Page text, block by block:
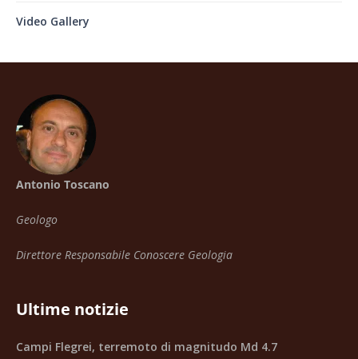
Video Gallery
Antonio Toscano
Geologo
Direttore Responsabile Conoscere Geologia
Ultime notizie
Campi Flegrei, terremoto di magnitudo Md 4.7